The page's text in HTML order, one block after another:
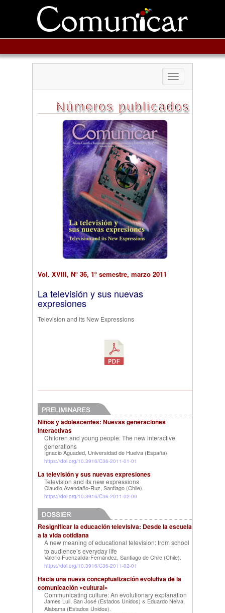
Toggle
navigation
Números publicados
Vol. XVIII, Nº 36, 1º semestre, marzo 2011
La televisión y sus nuevas
expresiones
Television and its New Expressions
Niños y adolescentes: Nuevas generaciones
interactivas
Children and young people: The new interactive
generations
Ignacio Aguaded, Universidad de Huelva (España).
https://doi.org/10.3916/C36-2011-01-01
La televisión y sus nuevas expresiones
Television and its new expressions
Claudio Avendaño-Ruz, Santiago (Chile).
https://doi.org/10.3916/C36-2011-02-00
Resignificar la educación televisiva: Desde la escuela
a la vida cotidiana
A new meaning of educational television: from school
to audience’s everyday life
Valerio Fuenzalida-Fernández, Santiago de Chile (Chile).
https://doi.org/10.3916/C36-2011-02-01
Hacia una nueva conceptualización evolutiva de la
comunicación «cultural»
Communicating culture: An evolutionary explanation
James Lull, San José (Estados Unidos) & Eduardo Neiva,
Alabama (Estados Unidos).